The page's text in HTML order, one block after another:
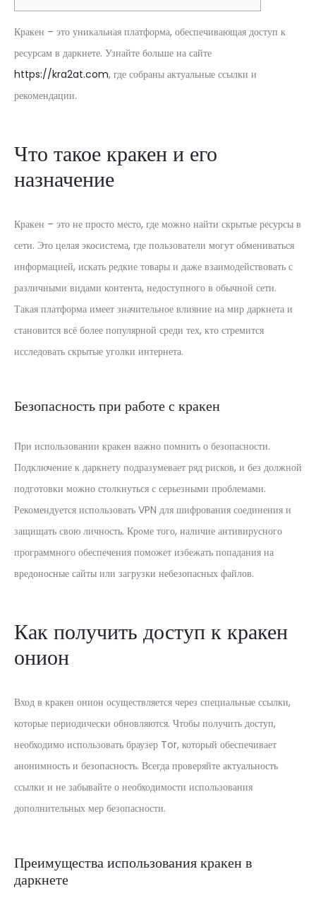
Кракен – это уникальная платформа, обеспечивающая доступ к
ресурсам в даркнете. Узнайте больше на сайте
https://kra2at.com, где собраны актуальные ссылки и
рекомендации.
Что такое кракен и его
назначение
Кракен – это не просто место, где можно найти скрытые ресурсы в
сети. Это целая экосистема, где пользователи могут обмениваться
информацией, искать редкие товары и даже взаимодействовать с
различными видами контента, недоступного в обычной сети.
Такая платформа имеет значительное влияние на мир даркнета и
становится всё более популярной среди тех, кто стремится
исследовать скрытые уголки интернета.
Безопасность при работе с кракен
При использовании кракен важно помнить о безопасности.
Подключение к даркнету подразумевает ряд рисков, и без должной
подготовки можно столкнуться с серьезными проблемами.
Рекомендуется использовать VPN для шифрования соединения и
защищать свою личность. Кроме того, наличие антивирусного
программного обеспечения поможет избежать попадания на
вредоносные сайты или загрузки небезопасных файлов.
Как получить доступ к кракен
онион
Вход в кракен онион осуществляется через специальные ссылки,
которые периодически обновляются. Чтобы получить доступ,
необходимо использовать браузер Tor, который обеспечивает
анонимность и безопасность. Всегда проверяйте актуальность
ссылки и не забывайте о необходимости использования
дополнительных мер безопасности.
Преимущества использования кракен в
даркнете